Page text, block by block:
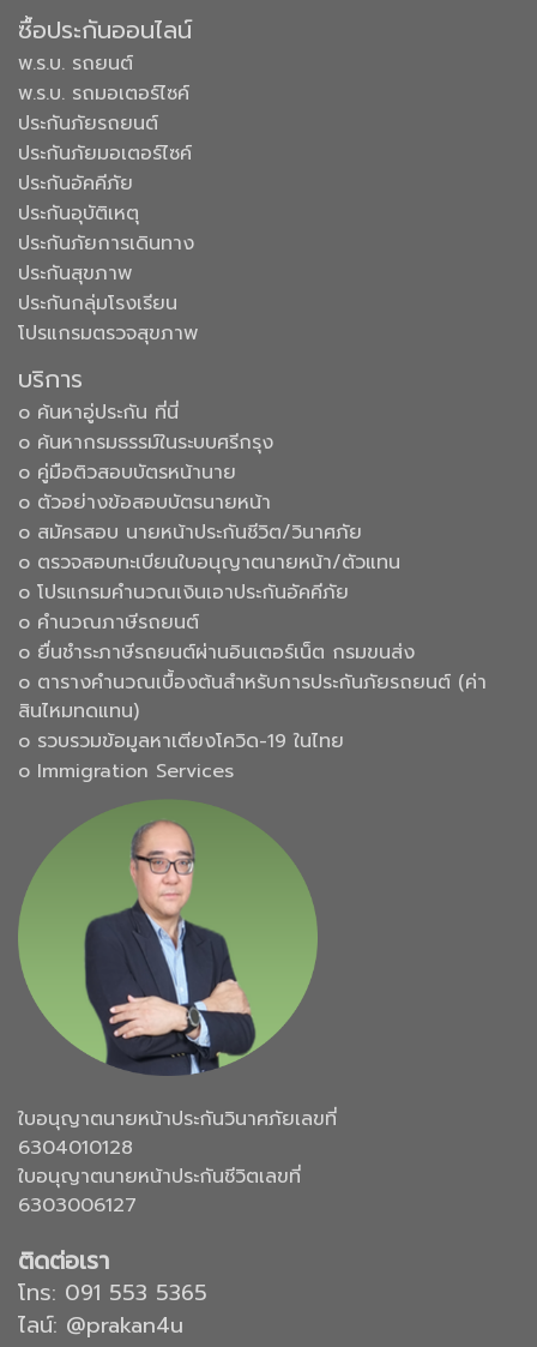
ซื้อประกันออนไลน์
พ.ร.บ. รถยนต์
พ.ร.บ. รถมอเตอร์ไซค์
ประกันภัยรถยนต์
ประกันภัยมอเตอร์ไซค์
ประกันอัคคีภัย
ประกันอุบัติเหตุ
ประกันภัยการเดินทาง
ประกันสุขภาพ
ประกันกลุ่มโรงเรียน
โปรแกรมตรวจสุขภาพ
บริการ
๐ ค้นหาอู่ประกัน ที่นี่
๐ ค้นหากรมธรรม์ในระบบศรีกรุง
๐ คู่มือติวสอบบัตรหน้านาย
๐ ตัวอย่างข้อสอบบัตรนายหน้า
๐ สมัครสอบ นายหน้าประกันชีวิต/วินาศภัย
๐ ตรวจสอบทะเบียนใบอนุญาตนายหน้า/ตัวแทน
๐ โปรแกรมคำนวณเงินเอาประกันอัคคีภัย
๐ คำนวณภาษีรถยนต์
๐ ยื่นชำระภาษีรถยนต์ผ่านอินเตอร์เน็ต กรมขนส่ง
๐ ตารางคำนวณเบื้องต้นสำหรับการประกันภัยรถยนต์ (ค่า
สินไหมทดแทน)
๐ รวบรวมข้อมูลหาเตียงโควิด-19 ในไทย
๐ Immigration Services
ใบอนุญาตนายหน้าประกันวินาศภัยเลขที่
6304010128
ใบอนุญาตนายหน้าประกันชีวิตเลขที่
6303006127
ติดต่อเรา
โทร: 091 553 5365
ไลน์: @prakan4u